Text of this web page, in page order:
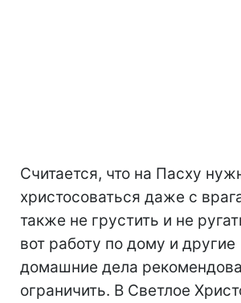
Считается, что на Пасху
христосоваться даже с
также не грустить и не
вот работу по дому и другие
домашние дела
ограничить. В Светлое